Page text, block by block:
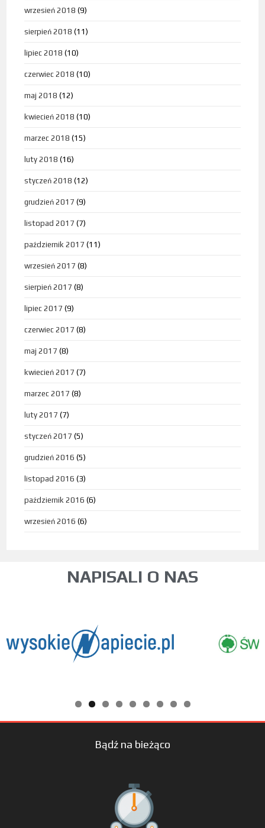
wrzesień 2018 (9)
sierpień 2018 (11)
lipiec 2018 (10)
czerwiec 2018 (10)
maj 2018 (12)
kwiecień 2018 (10)
marzec 2018 (15)
luty 2018 (16)
styczeń 2018 (12)
grudzień 2017 (9)
listopad 2017 (7)
październik 2017 (11)
wrzesień 2017 (8)
sierpień 2017 (8)
lipiec 2017 (9)
czerwiec 2017 (8)
maj 2017 (8)
kwiecień 2017 (7)
marzec 2017 (8)
luty 2017 (7)
styczeń 2017 (5)
grudzień 2016 (5)
listopad 2016 (3)
październik 2016 (6)
wrzesień 2016 (6)
NAPISALI O NAS
Bądź na bieżąco